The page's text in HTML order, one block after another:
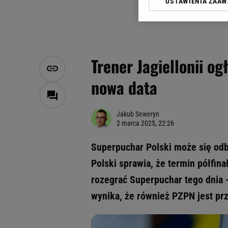
Trener Jagiellonii
nowa data
Jakub Seweryn
2 marca 2025, 22:26
Superpuchar Polski może się
Polski sprawia, że termin
rozegrać Superpuchar tego
wynika, że również PZPN jest
Klikając „Akceptuję”
Zaufanych Partnerów i
My, nasi Zaufani
Użycie dokładnych
Przechowywanie